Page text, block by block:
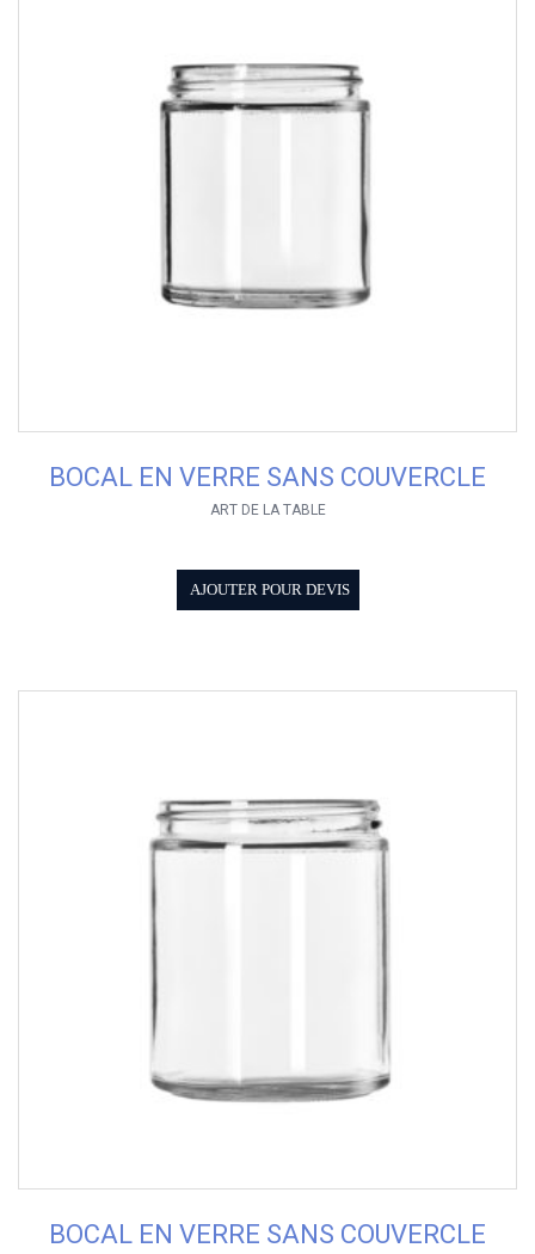
BOCAL EN VERRE SANS COUVERCLE
ART DE LA TABLE
AJOUTER POUR DEVIS
BOCAL EN VERRE SANS COUVERCLE